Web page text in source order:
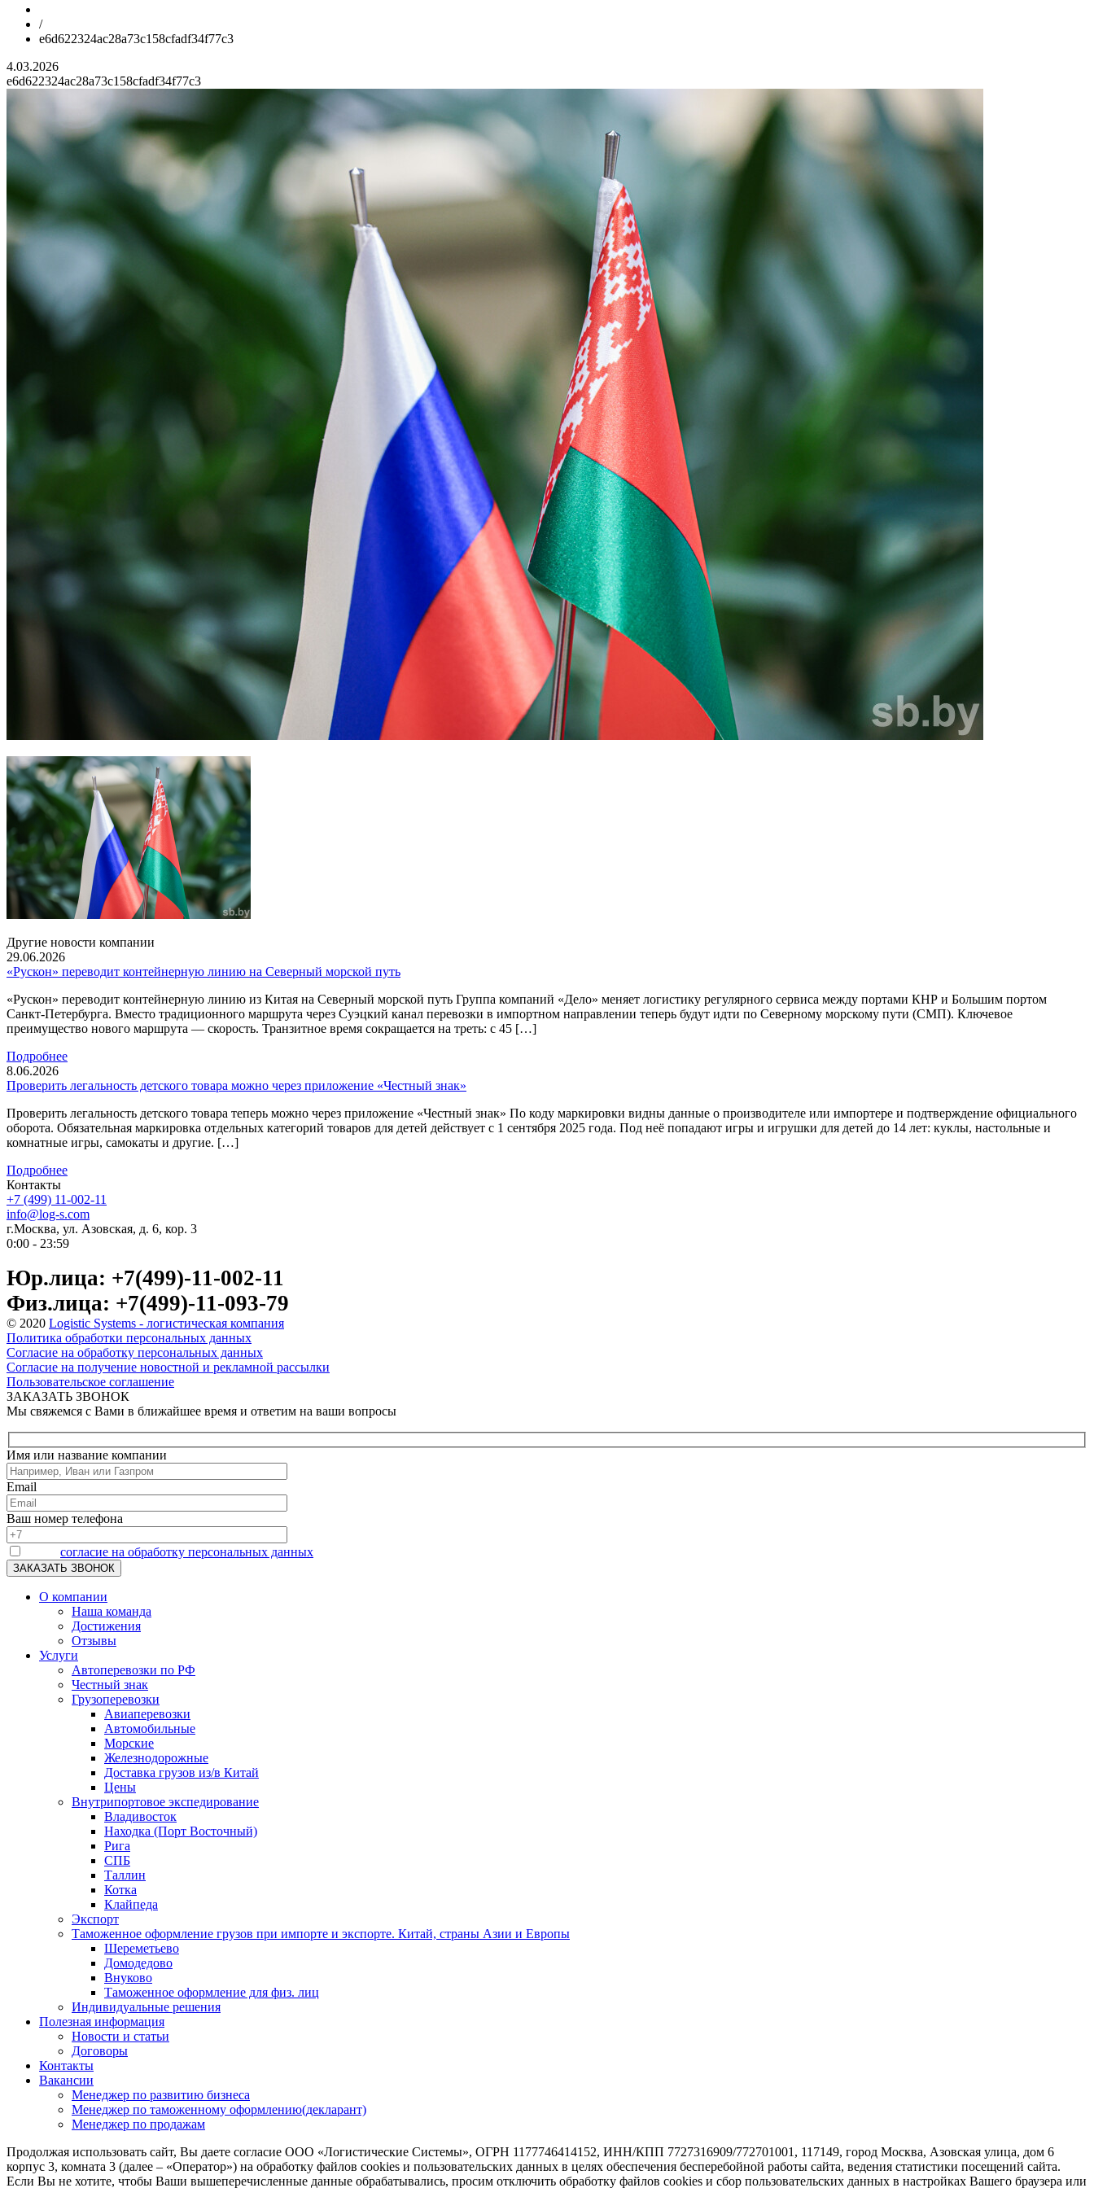
/
e6d622324ac28a73c158cfadf34f77c3
4.03.2026
e6d622324ac28a73c158cfadf34f77c3
Другие новости компании
29.06.2026
«Рускон» переводит контейнерную линию на Северный морской путь
«Рускон» переводит контейнерную линию из Китая на Северный морской путь Группа компаний «Дело» меняет логистику регулярного сервиса между портами КНР и Большим портом
Санкт-Петербурга. Вместо традиционного маршрута через Суэцкий канал перевозки в импортном направлении теперь будут идти по Северному морскому пути (СМП). Ключевое
преимущество нового маршрута — скорость. Транзитное время сокращается на треть: с 45 […]
Подробнее
8.06.2026
Проверить легальность детского товара можно через приложение «Честный знак»
Проверить легальность детского товара теперь можно через приложение «Честный знак» По коду маркировки видны данные о производителе или импортере и подтверждение официального
оборота. Обязательная маркировка отдельных категорий товаров для детей действует с 1 сентября 2025 года. Под неё попадают игры и игрушки для детей до 14 лет: куклы, настольные и
комнатные игры, самокаты и другие. […]
Подробнее
Контакты
+7 (499) 11-002-11
info@log-s.com
г.Москва, ул. Азовская, д. 6, кор. 3
0:00 - 23:59
Юр.лица: +7(499)-11-002-11
Физ.лица: +7(499)-11-093-79
© 2020 Logistic Systems - логистическая компания
Политика обработки персональных данных
Согласие на обработку персональных данных
Согласие на получение новостной и рекламной рассылки
Пользовательское соглашение
ЗАКАЗАТЬ ЗВОНОК
Мы свяжемся с Вами в ближайшее время и ответим на ваши вопросы
Имя или название компании
Email
Ваш номер телефона
согласие на обработку персональных данных
О компании
Наша команда
Достижения
Отзывы
Услуги
Автоперевозки по РФ
Честный знак
Грузоперевозки
Авиаперевозки
Автомобильные
Морские
Железнодорожные
Доставка грузов из/в Китай
Цены
Внутрипортовое экспедирование
Владивосток
Находка (Порт Восточный)
Рига
СПБ
Таллин
Котка
Клайпеда
Экспорт
Таможенное оформление грузов при импорте и экспорте. Китай, страны Азии и Европы
Шереметьево
Домодедово
Внуково
Таможенное оформление для физ. лиц
Индивидуальные решения
Полезная информация
Новости и статьи
Договоры
Контакты
Вакансии
Менеджер по развитию бизнеса
Менеджер по таможенному оформлению(декларант)
Менеджер по продажам
Продолжая использовать сайт, Вы даете согласие ООО «Логистические Системы», ОГРН 1177746414152, ИНН/КПП 7727316909/772701001, 117149, город Москва, Азовская улица, дом 6
корпус 3, комната 3 (далее – «Оператор») на обработку файлов cookies и пользовательских данных в целях обеспечения бесперебойной работы сайта, ведения статистики посещений сайта.
Если Вы не хотите, чтобы Ваши вышеперечисленные данные обрабатывались, просим отключить обработку файлов cookies и сбор пользовательских данных в настройках Вашего браузера или